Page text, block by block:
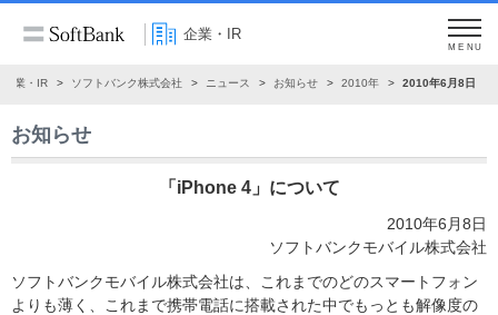
企業・IR
MENU
企業・IR ソフトバンク株式会社 ニュース お知らせ 2010年 2010年6月8日
お知らせ
「iPhone 4」について
2010年6月8日
ソフトバンクモバイル株式会社
ソフトバンクモバイル株式会社は、これまでのどのスマートフォン
よりも薄く、これまで携帯電話に搭載された中でもっとも解像度の